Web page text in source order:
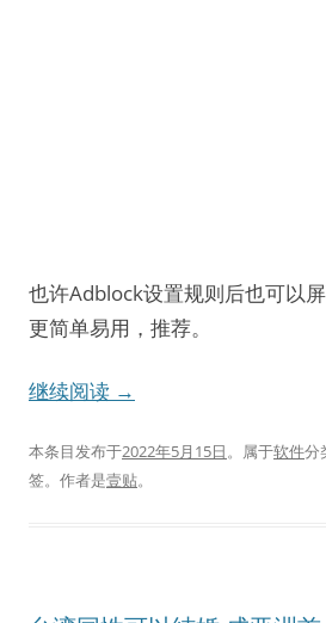
也许Adblock设置规则后也可以
更简单易用，推荐。
继续阅读 →
本条目发布于2022年5月15日。属于软件分
签。 作者是壹贴。